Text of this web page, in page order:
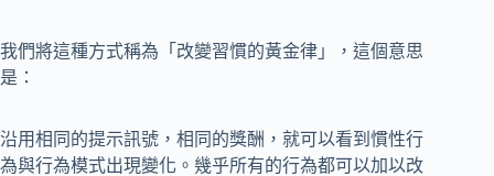
我們將這種方式稱為「改變習慣的黃金律」，這個意思
是：
沿用相同的提示訊號，相同的獎酬，就可以看到慣性行
為與行為模式出現變化。幾乎所有的行為都可以加以改